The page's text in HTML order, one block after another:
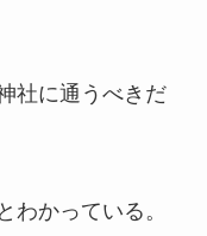
社に通うべきだ
わかっている。